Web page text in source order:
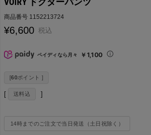
商品番号 1152213724
¥6,600 税込
ペイディなら月々 ￥1,100
[60ポイント ]
送料込
14時までのご注文で当日発送（土日祝除く）